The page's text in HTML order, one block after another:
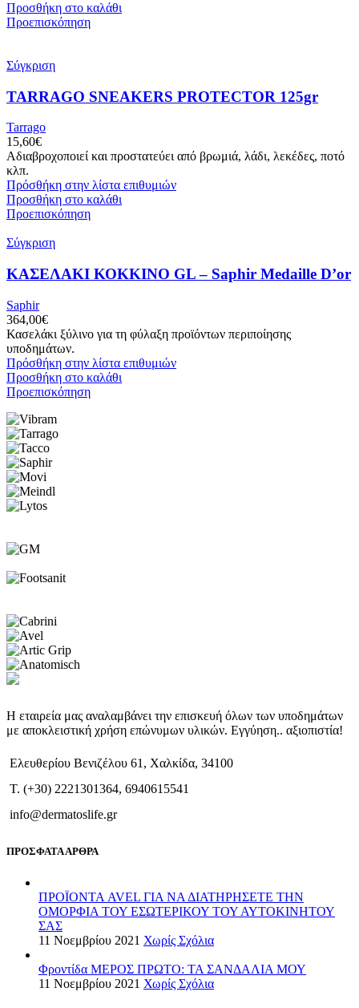
Προσθήκη στο καλάθι
Προεπισκόπηση
Σύγκριση
TARRAGO SNEAKERS PROTECTOR 125gr
Tarrago
15,60€
Αδιαβροχοποιεί και προστατεύει από βρωμιά, λάδι, λεκέδες, ποτό
κλπ.
Πρόσθήκη στην λίστα επιθυμιών
Προσθήκη στο καλάθι
Προεπισκόπηση
Σύγκριση
ΚΑΣΕΛΑΚΙ ΚΟΚΚΙΝΟ GL – Saphir Medaille D’or
Saphir
364,00€
Κασελάκι ξύλινο για τη φύλαξη προϊόντων περιποίησης
υποδημάτων.
Πρόσθήκη στην λίστα επιθυμιών
Προσθήκη στο καλάθι
Προεπισκόπηση
Η εταιρεία μας αναλαμβάνει την επισκευή όλων των υποδημάτων
με αποκλειστική χρήση επώνυμων υλικών. Εγγύηση.. αξιοπιστία!
Ελευθερίου Βενιζέλου 61, Χαλκίδα, 34100
T. (+30) 2221301364, 6940615541
info@dermatoslife.gr
ΠΡΟΣΦΑΤΑ ΑΡΘΡΑ
ΠΡΟΪΟΝΤΑ AVEL ΓΙΑ ΝΑ ΔΙΑΤΗΡΗΣΕΤΕ ΤΗΝ
ΟΜΟΡΦΙΑ ΤΟΥ ΕΣΩΤΕΡΙΚΟΥ ΤΟΥ ΑΥΤΟΚΙΝΗΤΟΥ
ΣΑΣ
11 Νοεμβρίου 2021 Χωρίς Σχόλια
Φροντίδα ΜΕΡΟΣ ΠΡΩΤΟ: ΤΑ ΣΑΝΔΑΛΙΑ ΜΟΥ
11 Νοεμβρίου 2021 Χωρίς Σχόλια